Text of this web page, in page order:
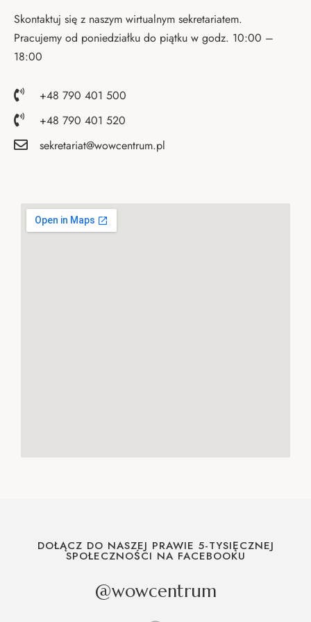
Skontaktuj się z naszym wirtualnym sekretariatem.
Pracujemy od poniedziałku do piątku w godz. 10:00 –
18:00
+48 790 401 500
+48 790 401 520
sekretariat@wowcentrum.pl
DOŁĄCZ DO NASZEJ PRAWIE 5-TYSIĘCZNEJ
SPOŁECZNOŚCI NA FACEBOOKU
@wowcentrum